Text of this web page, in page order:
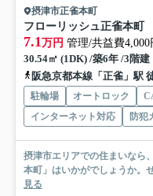
摂津市正雀本町
フローリッシュ正雀本町
7.1万円 管理/共益費4,000
30.54㎡ (1DK) /築6年 /3階建
阪急京都本線「正雀」駅
駐輪場 オートロック
インターネット対応
防犯
摂津市エリアでの住まいなら
本町」はいかがでしょうか。
見る